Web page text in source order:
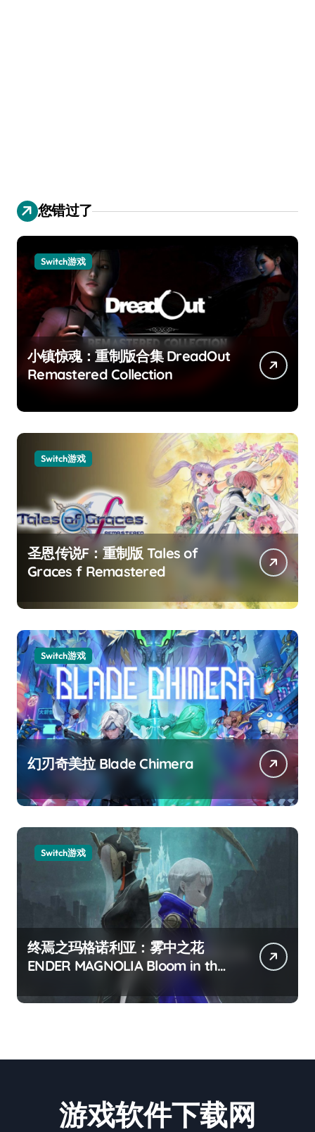
您错过了
Switch游戏
小镇惊魂：重制版合集 DreadOut
Remastered Collection
Switch游戏
圣恩传说F：重制版 Tales of
Graces f Remastered
Switch游戏
幻刃奇美拉 Blade Chimera
Switch游戏
终焉之玛格诺利亚：雾中之花
ENDER MAGNOLIA Bloom in the
游戏软件下载网